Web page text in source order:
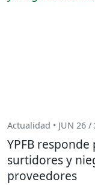
Actualidad • JUN 26 /
YPFB
surtidores y
proveedores